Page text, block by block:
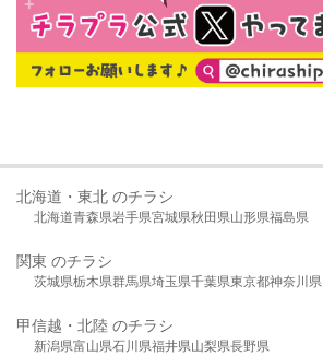
北海道・東北 のチラシ
北海道青森県岩手県宮城県秋田県山形県福島県
関東 のチラシ
茨城県栃木県群馬県埼玉県千葉県東京都神奈川県
甲信越・北陸 のチラシ
新潟県富山県石川県福井県山梨県長野県